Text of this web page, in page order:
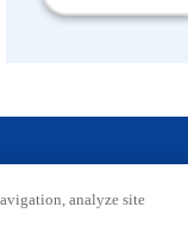
analyze site